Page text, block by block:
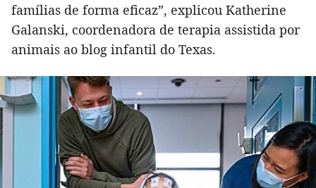
famílias de forma eficaz”, explicou Katherine
Galanski, coordenadora de terapia assistida por
animais ao blog infantil do Texas.